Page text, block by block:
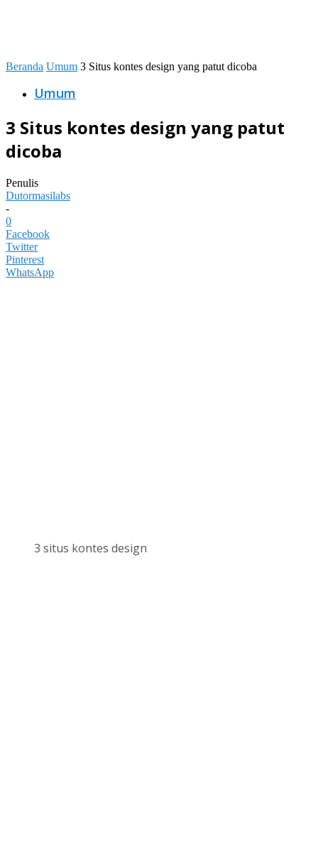
Beranda Umum 3 Situs kontes design yang patut dicoba
Umum
3 Situs kontes design yang patut
dicoba
Penulis
Dutormasilabs
-
0
Facebook
Twitter
Pinterest
WhatsApp
3 situs kontes design